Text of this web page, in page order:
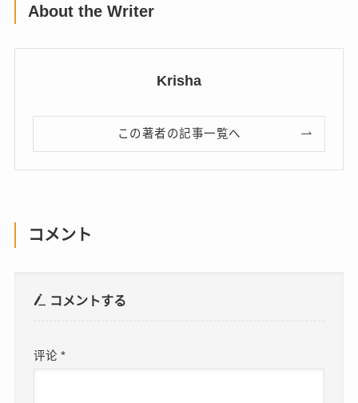
About the Writer
Krisha
この著者の記事一覧へ
コメント
コメントする
评论*